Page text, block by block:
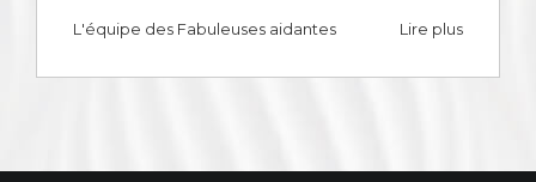
L'équipe des Fabuleuses aidantes Lire plus